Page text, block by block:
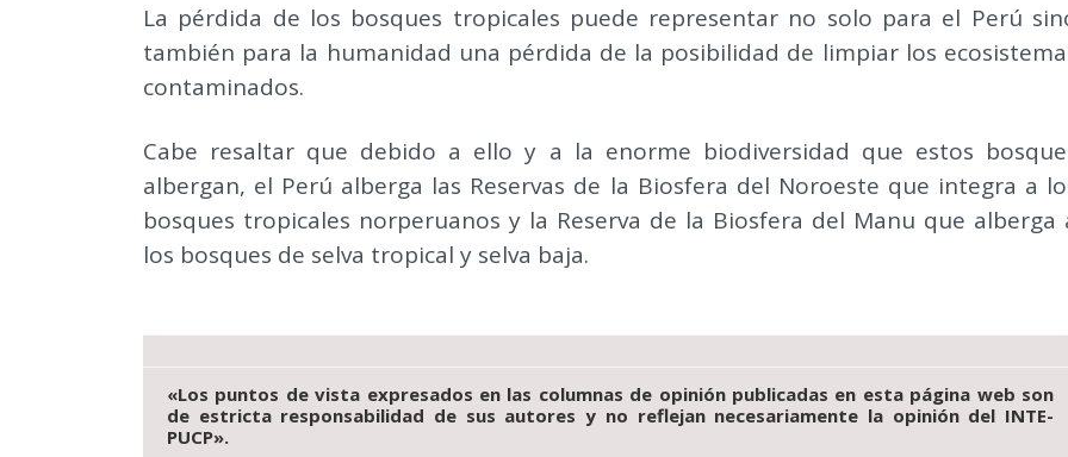
La pérdida de los bosques tropicales puede representar no solo para el Perú
también para la humanidad una pérdida de la posibilidad de limpiar los
contaminados.
Cabe resaltar que debido a ello y a la enorme biodiversidad que estos
albergan, el Perú alberga las Reservas de la Biosfera del Noroeste que integra a
bosques tropicales norperuanos y la Reserva de la Biosfera del Manu que alberga
los bosques de selva tropical y selva baja.
«Los puntos de vista expresados en las columnas de opinión publicadas en esta página web son
de estricta responsabilidad de sus autores y no reflejan necesariamente la opinión del INTE-
PUCP».